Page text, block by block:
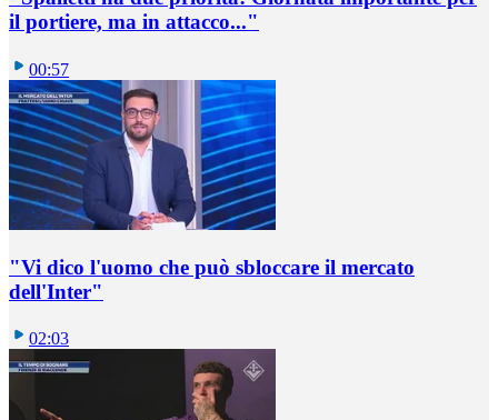
il portiere, ma in attacco..."
00:57
"Vi dico l'uomo che può sbloccare il mercato
dell'Inter"
02:03